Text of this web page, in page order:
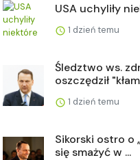
USA uchyliły
1 dzień temu
Śledztwo ws.
oszczędził
1 dzień temu
Sikorski ostro o
się smażyć w ...